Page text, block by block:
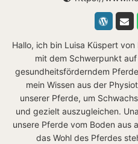
Hallo, ich bin Luisa Küspert
mit dem Schwerpunkt
gesundheitsförderndem
mein Wissen aus der
unserer Pferde, um
und gezielt auszugleichen.
unsere Pferde vom Boden aus
das Wohl des Pferdes